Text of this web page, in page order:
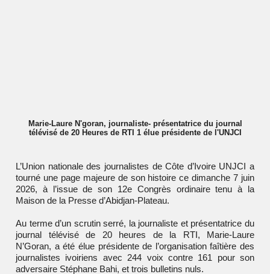
Marie-Laure N'goran, journaliste- présentatrice du journal
télévisé de 20 Heures de RTI 1 élue présidente de l'UNJCI
L’Union nationale des journalistes de Côte d’Ivoire UNJCI a
tourné une page majeure de son histoire ce dimanche 7 juin
2026, à l’issue de son 12e Congrès ordinaire tenu à la
Maison de la Presse d’Abidjan-Plateau.
Au terme d’un scrutin serré, la journaliste et présentatrice du
journal télévisé de 20 heures de la RTI, Marie-Laure
N’Goran, a été élue présidente de l’organisation faîtière des
journalistes ivoiriens avec 244 voix contre 161 pour son
adversaire Stéphane Bahi, et trois bulletins nuls.